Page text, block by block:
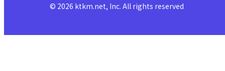
© 2026 ktkm.net, Inc. All rights reserved